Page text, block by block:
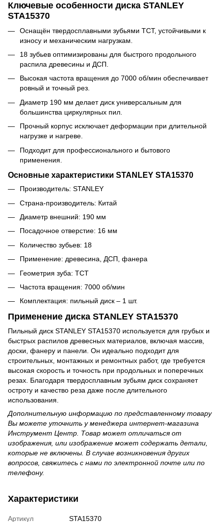
Ключевые особенности диска STANLEY
STA15370
Оснащён твердосплавными зубьями TCT, устойчивыми к
износу и механическим нагрузкам.
18 зубьев оптимизированы для быстрого продольного
распила древесины и ДСП.
Высокая частота вращения до 7000 об/мин обеспечивает
ровный и точный рез.
Диаметр 190 мм делает диск универсальным для
большинства циркулярных пил.
Прочный корпус исключает деформации при длительной
нагрузке и нагреве.
Подходит для профессионального и бытового
применения.
Основные характеристики STANLEY STA15370
Производитель: STANLEY
Страна-производитель: Китай
Диаметр внешний: 190 мм
Посадочное отверстие: 16 мм
Количество зубьев: 18
Применение: древесина, ДСП, фанера
Геометрия зуба: TCT
Частота вращения: 7000 об/мин
Комплектация: пильный диск – 1 шт.
Применение диска STANLEY STA15370
Пильный диск STANLEY STA15370 используется для грубых и
быстрых распилов древесных материалов, включая массив,
доски, фанеру и панели. Он идеально подходит для
строительных, монтажных и ремонтных работ, где требуется
высокая скорость и точность при продольных и поперечных
резах. Благодаря твердосплавным зубьям диск сохраняет
остроту и качество реза даже после длительного
использования.
Дополнительную информацию по представленному товару
Вы можете уточнить у менеджера интернет-магазина
Инструмент Центр. Товар может отличаться от
изображения, или изображение может содержать детали,
которые не включены. В случае возникновения других
вопросов, свяжитесь с нами по электронной почте или по
телефону.
Характеристики
Артикул STA15370